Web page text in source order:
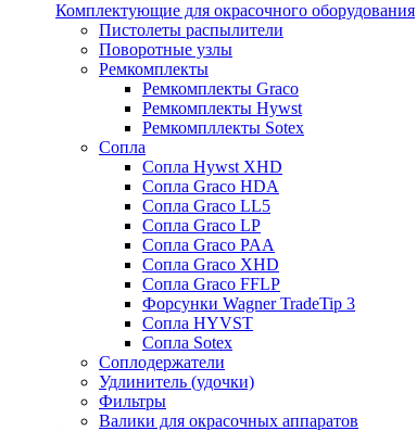
Комплектующие для окрасочного оборудования
Пистолеты распылители
Поворотные узлы
Ремкомплекты
Ремкомплекты Graco
Ремкомплекты Hywst
Ремкомпллекты Sotex
Сопла
Сопла Hywst XHD
Сопла Graco HDA
Сопла Graco LL5
Сопла Graco LP
Сопла Graco PAA
Сопла Graco XHD
Сопла Graco FFLP
Форсунки Wagner TradeTip 3
Сопла HYVST
Сопла Sotex
Соплодержатели
Удлинитель (удочки)
Фильтры
Валики для окрасочных аппаратов